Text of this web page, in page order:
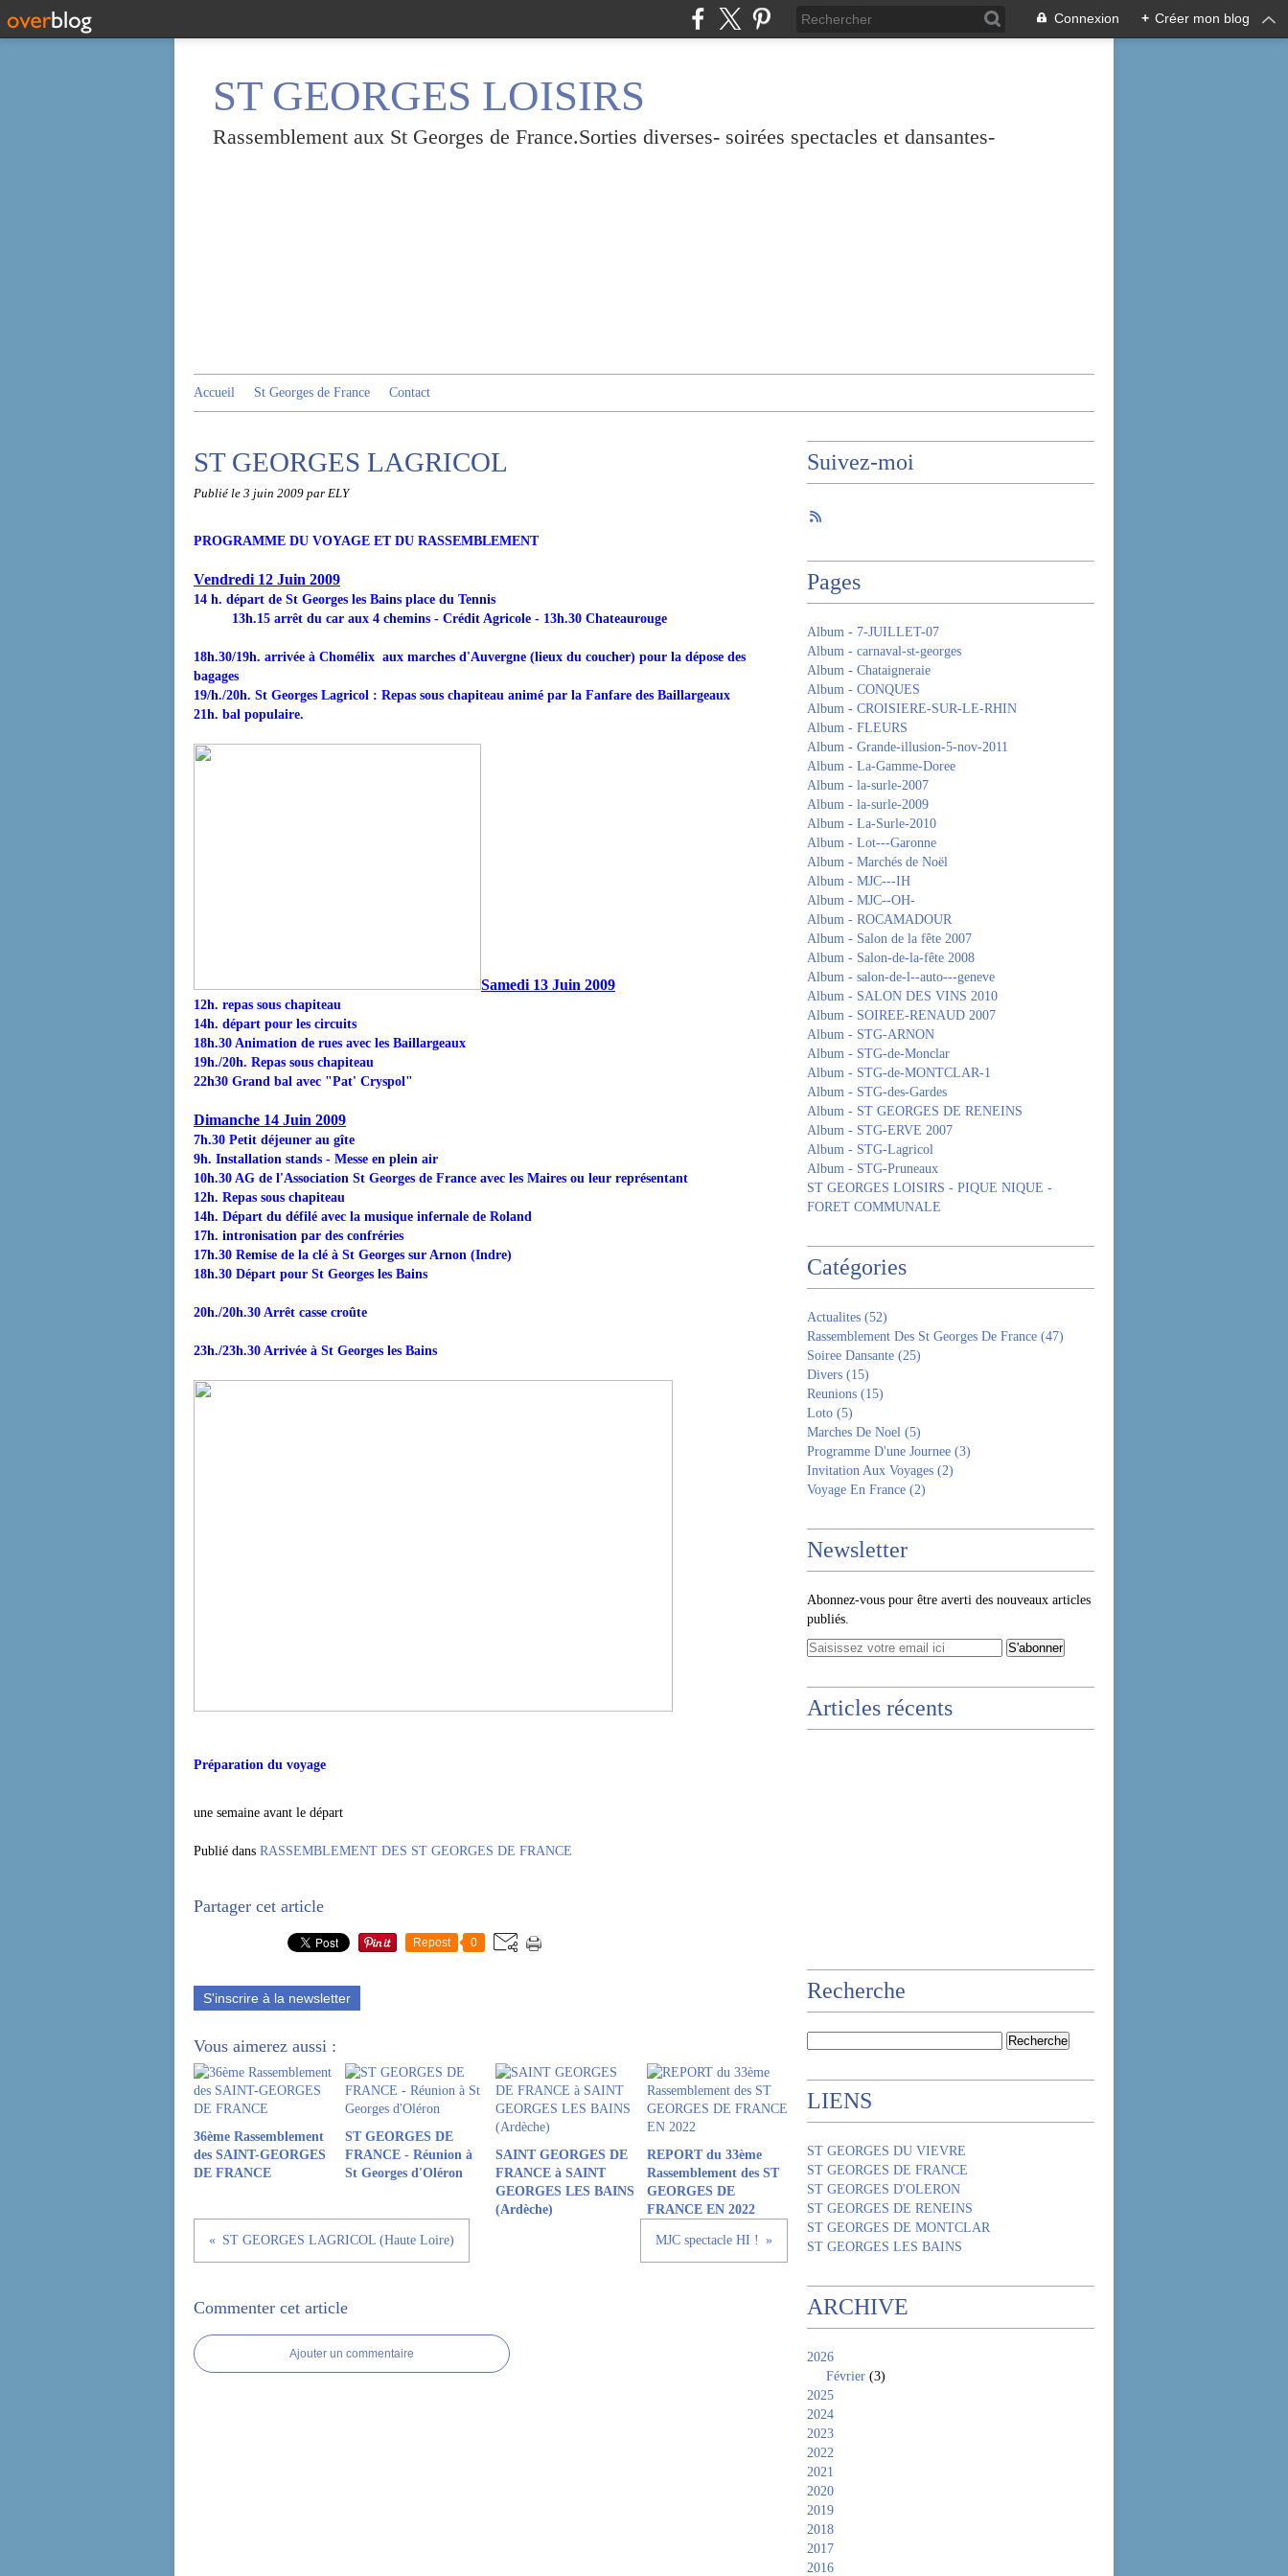
Connexion + Créer mon blog
ST GEORGES LOISIRS
Rassemblement aux St Georges de France.Sorties diverses- soirées spectacles et dansantes-
Accueil St Georges de France Contact
ST GEORGES LAGRICOL
Publié le 3 juin 2009 par ELY
PROGRAMME DU VOYAGE ET DU RASSEMBLEMENT
Vendredi 12 Juin 2009
14 h. départ de St Georges les Bains place du Tennis
13h.15 arrêt du car aux 4 chemins - Crédit Agricole - 13h.30 Chateaurouge
18h.30/19h. arrivée à Chomélix aux marches d'Auvergne (lieux du coucher) pour la dépose des
bagages
19/h./20h. St Georges Lagricol : Repas sous chapiteau animé par la Fanfare des Baillargeaux
21h. bal populaire.
Samedi 13 Juin 2009
12h. repas sous chapiteau
14h. départ pour les circuits
18h.30 Animation de rues avec les Baillargeaux
19h./20h. Repas sous chapiteau
22h30 Grand bal avec "Pat' Cryspol"
Dimanche 14 Juin 2009
7h.30 Petit déjeuner au gîte
9h. Installation stands - Messe en plein air
10h.30 AG de l'Association St Georges de France avec les Maires ou leur représentant
12h. Repas sous chapiteau
14h. Départ du défilé avec la musique infernale de Roland
17h. intronisation par des confréries
17h.30 Remise de la clé à St Georges sur Arnon (Indre)
18h.30 Départ pour St Georges les Bains
20h./20h.30 Arrêt casse croûte
23h./23h.30 Arrivée à St Georges les Bains
Préparation du voyage
une semaine avant le départ
Publié dans RASSEMBLEMENT DES ST GEORGES DE FRANCE
Partager cet article
Repost 0
S'inscrire à la newsletter
Vous aimerez aussi :
36ème Rassemblement
des SAINT-GEORGES
DE FRANCE
ST GEORGES DE
FRANCE - Réunion à
St Georges d'Oléron
SAINT GEORGES DE
FRANCE à SAINT
GEORGES LES BAINS
(Ardèche)
REPORT du 33ème
Rassemblement des ST
GEORGES DE
FRANCE EN 2022
ST GEORGES LAGRICOL (Haute Loire) MJC spectacle HI !
Commenter cet article
Ajouter un commentaire
Suivez-moi
Pages
Album - 7-JUILLET-07
Album - carnaval-st-georges
Album - Chataigneraie
Album - CONQUES
Album - CROISIERE-SUR-LE-RHIN
Album - FLEURS
Album - Grande-illusion-5-nov-2011
Album - La-Gamme-Doree
Album - la-surle-2007
Album - la-surle-2009
Album - La-Surle-2010
Album - Lot---Garonne
Album - Marchés de Noël
Album - MJC---IH
Album - MJC--OH-
Album - ROCAMADOUR
Album - Salon de la fête 2007
Album - Salon-de-la-fête 2008
Album - salon-de-l--auto---geneve
Album - SALON DES VINS 2010
Album - SOIREE-RENAUD 2007
Album - STG-ARNON
Album - STG-de-Monclar
Album - STG-de-MONTCLAR-1
Album - STG-des-Gardes
Album - ST GEORGES DE RENEINS
Album - STG-ERVE 2007
Album - STG-Lagricol
Album - STG-Pruneaux
ST GEORGES LOISIRS - PIQUE NIQUE -
FORET COMMUNALE
Catégories
Actualites (52)
Rassemblement Des St Georges De France (47)
Soiree Dansante (25)
Divers (15)
Reunions (15)
Loto (5)
Marches De Noel (5)
Programme D'une Journee (3)
Invitation Aux Voyages (2)
Voyage En France (2)
Newsletter
Abonnez-vous pour être averti des nouveaux articles
publiés.
Articles récents
Recherche
LIENS
ST GEORGES DU VIEVRE
ST GEORGES DE FRANCE
ST GEORGES D'OLERON
ST GEORGES DE RENEINS
ST GEORGES DE MONTCLAR
ST GEORGES LES BAINS
ARCHIVE
2026
Février (3)
2025
2024
2023
2022
2021
2020
2019
2018
2017
2016